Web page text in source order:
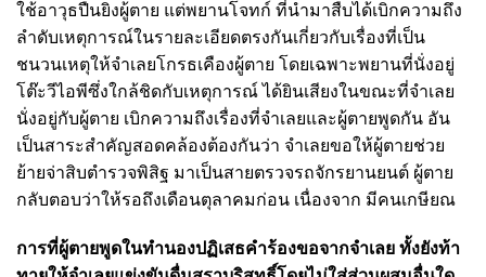
ใช้อาวุธปืนยิงผู้ตาย แต่พยานโจทก์ ที่นํามาสืบได้เบิกความถึง
ลําดับเหตุการณ์ในรายละเอียดตรงกันเกี่ยวกับเรื่องที่เป็น
ชนวนเหตุให้จําเลยโกรธเคืองผู้ตาย โดยเฉพาะพยานที่นั่งอยู่
โต๊ะวีไอพีซึ่งใกล้ชิดกับเหตุการณ์ ได้ยินเสียงในขณะที่จําเลย
นั่งอยู่กับผู้ตาย เบิกความถึงเรื่องที่จําเลยและผู้ตายพูดกัน อัน
เป็นสาระสําคัญสอดคล้องต้องกันว่า จําเลยขอให้ผู้ตายช่วย
ย้ายจ่าสิบตํารวจพิสิฐ มาเป็นสายตรวจรถจักรยานยนต์ ผู้ตาย
กลับตอบว่าให้รอถึงเดือนตุลาคมก่อน เนื่องจาก มีคนเกษียณ
การที่ผู้ตายพูดในทํานองปฏิเสธคําร้องขอจากจําเลย ทั้งยังท้า